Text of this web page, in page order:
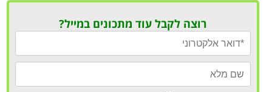
רוצה לקבל עוד מתכונים במייל?